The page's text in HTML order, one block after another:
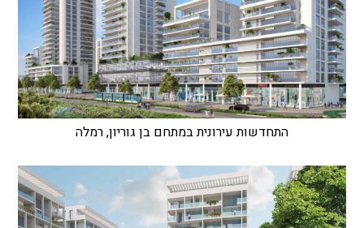
התחדשות עירונית במתחם בן גוריון, רמלה